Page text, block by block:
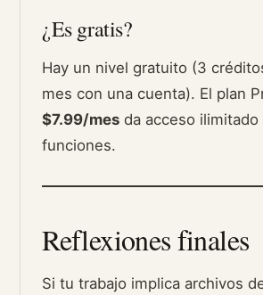
¿Es gratis?
Hay un nivel gratuito (3
mes con una cuenta). El plan
$7.99/mes da acceso ilimitado
funciones.
Reflexiones finales
Si tu trabajo implica archivos